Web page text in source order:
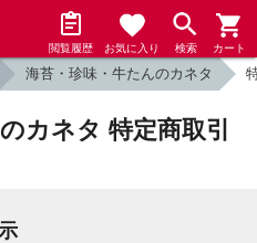
閲覧履歴 お気に入り 検索 カート
海苔・珍味・牛たんのカネタ
カネタ 特定商取引